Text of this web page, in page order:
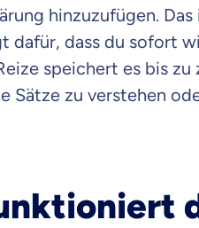
hinzuzufügen.
dafür, dass du sofort
speichert es bis zu
Sätze zu verstehen